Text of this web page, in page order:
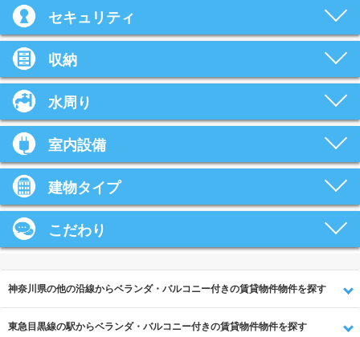
セキュリティ
収納
水周り
室内設備
建物タイプ
こだわり
神奈川県の他の沿線からベランダ・バルコニー付きの賃貸物件物件を探す
東急目黒線の駅からベランダ・バルコニー付きの賃貸物件物件を探す